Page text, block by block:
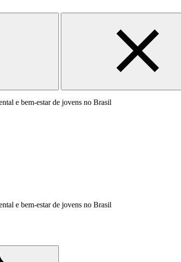
e bem-estar de jovens no Brasil
e bem-estar de jovens no Brasil